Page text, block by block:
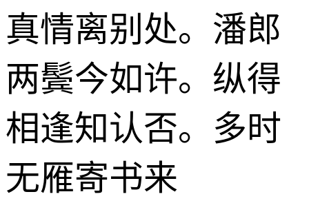
真情离别处。潘郎
两鬓今如许。纵得
相逢知认否。多时
无雁寄书来